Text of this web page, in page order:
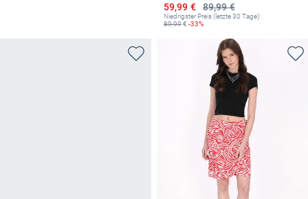
89,99 €
Ermäßigter Preis
59,99 €
Niedrigster Preis (letzte 30 Tage):
89,99€ -33%